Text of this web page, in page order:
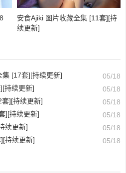
安食Ajiki 图片收藏全集 [11套][持
续更新]
[17套][持续更新]
05/18
持续更新]
05/18
][持续更新]
05/18
][持续更新]
05/18
续更新]
05/18
持续更新] 05/18